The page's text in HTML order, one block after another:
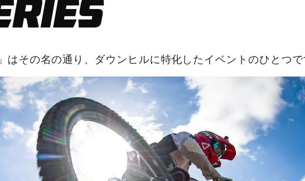
」はその名の通り、ダウンヒルに特化したイベントのひとつ